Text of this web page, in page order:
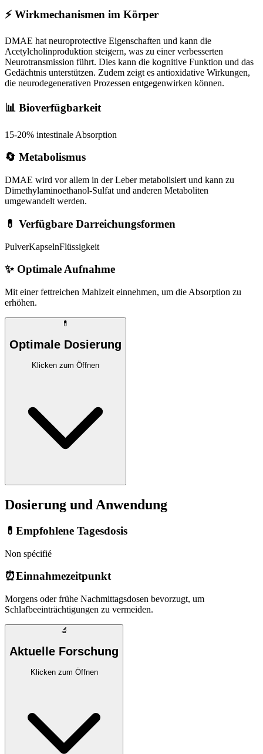
⚡ Wirkmechanismen im Körper
DMAE hat neuroprotective Eigenschaften und kann die
Acetylcholinproduktion steigern, was zu einer verbesserten
Neurotransmission führt. Dies kann die kognitive Funktion und das
Gedächtnis unterstützen. Zudem zeigt es antioxidative Wirkungen,
die neurodegenerativen Prozessen entgegenwirken können.
📊 Bioverfügbarkeit
15-20% intestinale Absorption
🔄 Metabolismus
DMAE wird vor allem in der Leber metabolisiert und kann zu
Dimethylaminoethanol-Sulfat und anderen Metaboliten
umgewandelt werden.
💊 Verfügbare Darreichungsformen
PulverKapselnFlüssigkeit
✨ Optimale Aufnahme
Mit einer fettreichen Mahlzeit einnehmen, um die Absorption zu
erhöhen.
💊
Optimale Dosierung
Klicken zum Öffnen
Dosierung und Anwendung
💊 Empfohlene Tagesdosis
Non spécifié
⏰Einnahmezeitpunkt
Morgens oder frühe Nachmittagsdosen bevorzugt, um
Schlafbeeinträchtigungen zu vermeiden.
🔬
Aktuelle Forschung
Klicken zum Öffnen